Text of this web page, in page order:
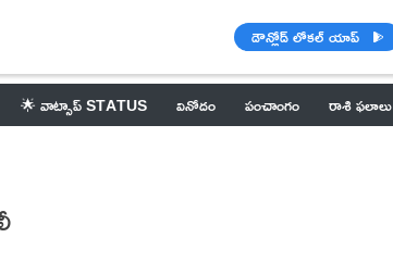
డౌన్లోడ్ లోకల్ యాప్
🌟 వాట్సాప్ STATUS వినోదం పంచాంగం రాశి ఫలాలు